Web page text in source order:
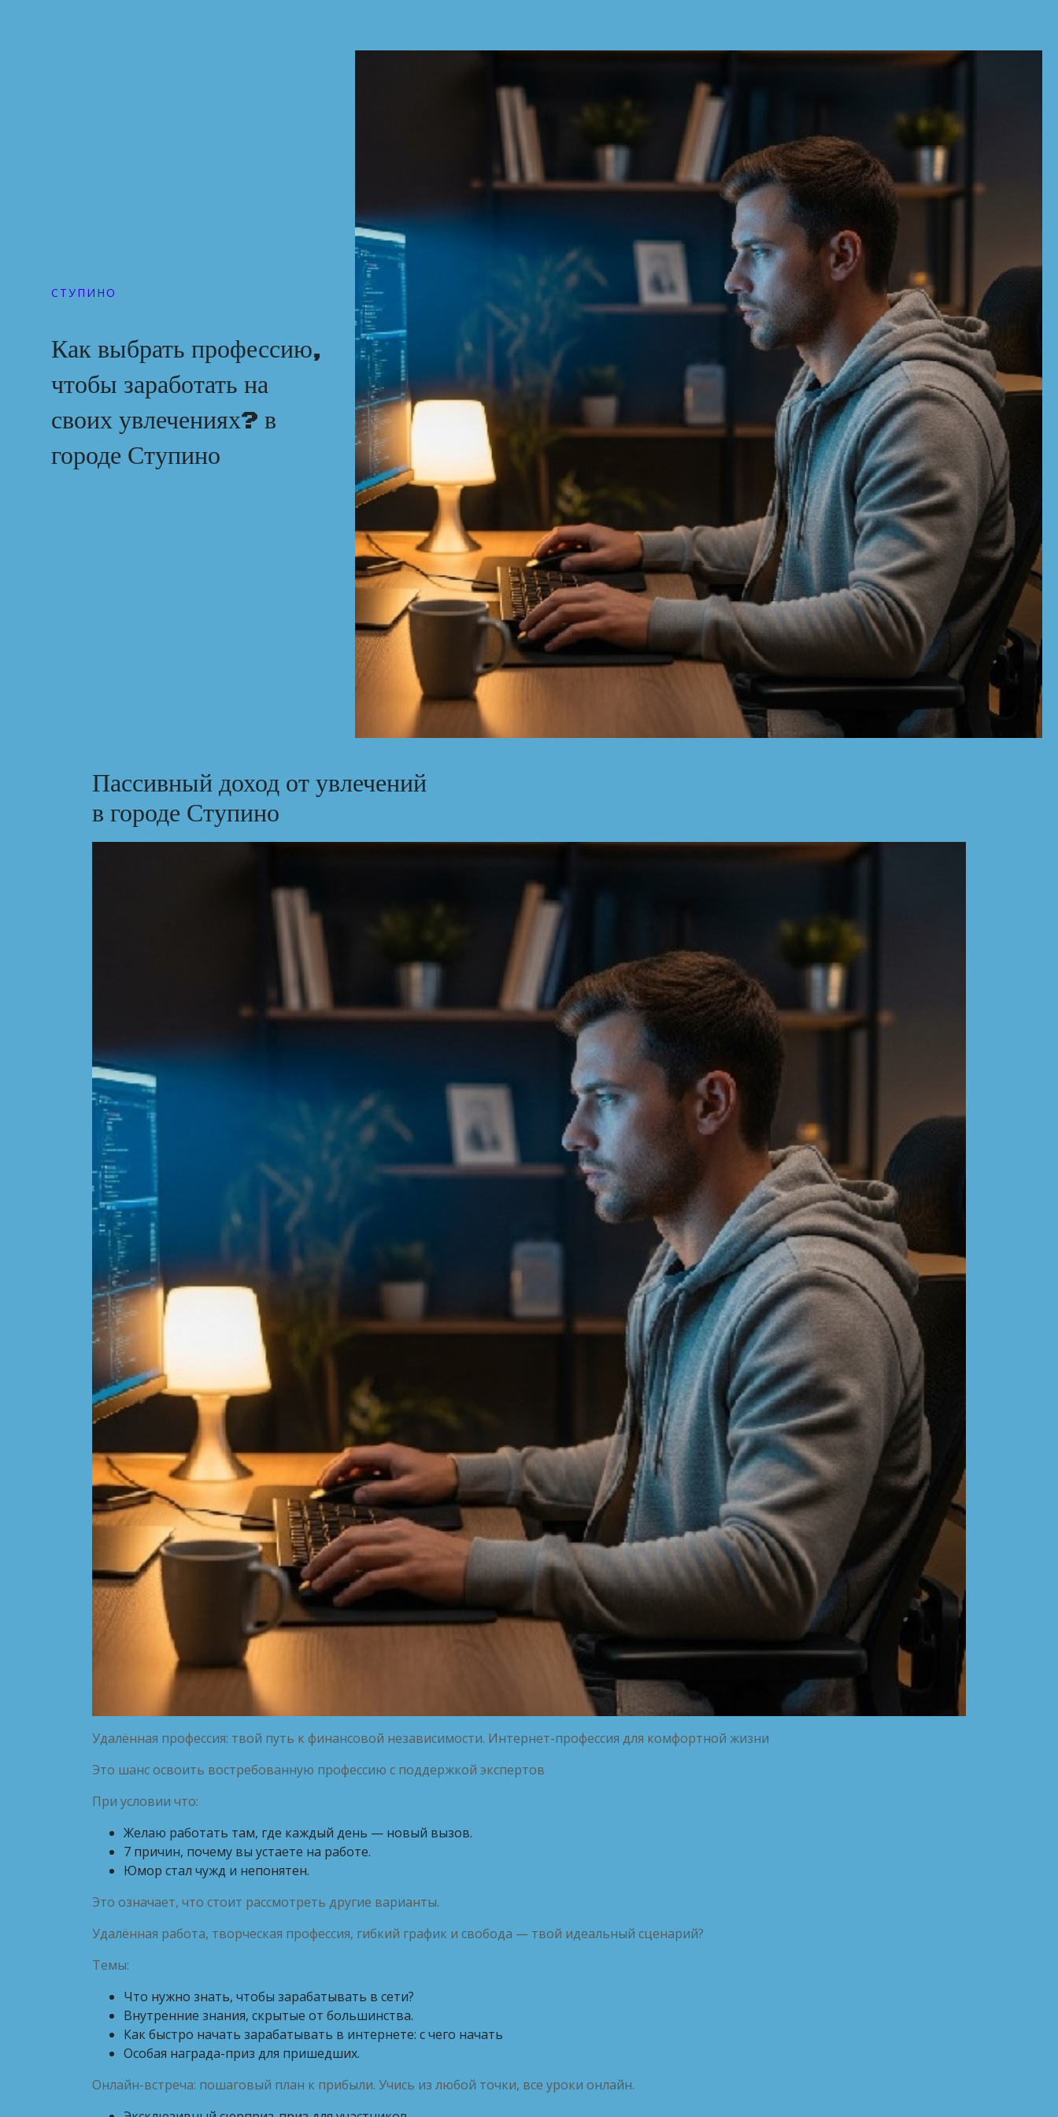
СТУПИНО
Как выбрать профессию,
чтобы заработать на
своих увлечениях? в
городе Ступино
Пассивный доход от увлечений
в городе Ступино
Удалённая профессия: твой путь к финансовой независимости. Интернет-профессия для комфортной жизни
Это шанс освоить востребованную профессию с поддержкой экспертов
При условии что:
Желаю работать там, где каждый день — новый вызов.
7 причин, почему вы устаете на работе.
Юмор стал чужд и непонятен.
Это означает, что стоит рассмотреть другие варианты.
Удалённая работа, творческая профессия, гибкий график и свобода — твой идеальный сценарий?
Темы:
Что нужно знать, чтобы зарабатывать в сети?
Внутренние знания, скрытые от большинства.
Как быстро начать зарабатывать в интернете: с чего начать
Особая награда-приз для пришедших.
Онлайн-встреча: пошаговый план к прибыли. Учись из любой точки, все уроки онлайн.